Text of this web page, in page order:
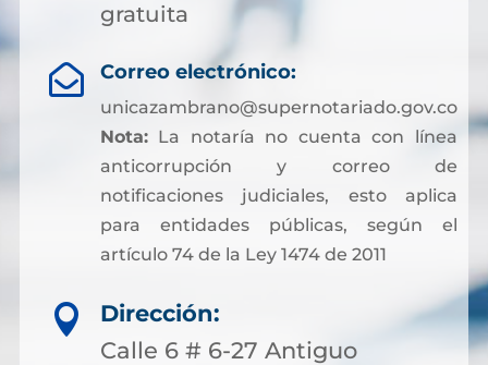
gratuita
 Correo electrónico:
unicazambrano@supernotariado.gov.co
Nota:La notaría no cuenta con línea
anticorrupción y correo de
notificaciones judiciales, esto aplica
para entidades públicas, según el
artículo 74 de la Ley 1474 de 2011

Dirección:
Calle 6 # 6-27 Antiguo